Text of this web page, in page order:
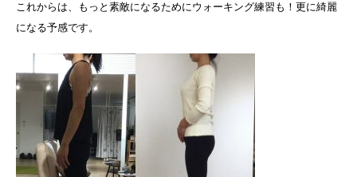
これからは、もっと素敵になるためにウォーキング練習も！更に綺麗
になる予感です。